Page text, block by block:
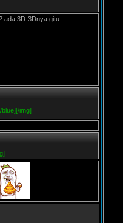
ada 3D-3Dnya gitu
img]